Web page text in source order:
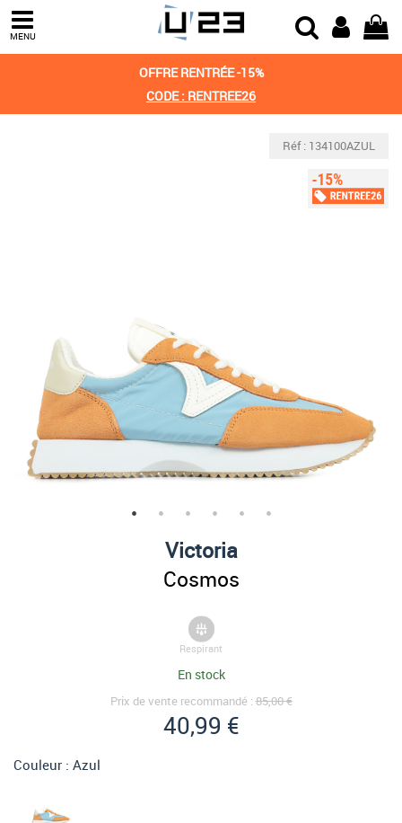
MENU
OFFRE RENTRÉE -15%
CODE : RENTREE26
Réf : 134100AZUL
Victoria
Cosmos
Respirant
En stock
Prix de vente recommandé :85,00 €
40,99 €
Couleur : Azul